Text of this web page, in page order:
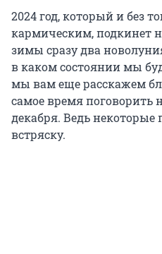
2024 год, который и без
кармическим, подкинет
зимы сразу два
в каком состоянии мы
мы вам еще расскажем
самое время поговорить
декабря. Ведь некоторые
встряску.